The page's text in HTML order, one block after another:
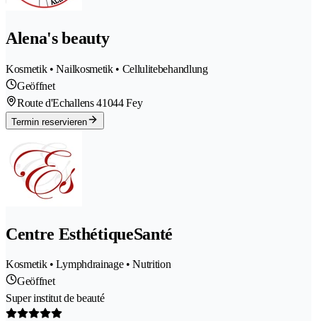
Alena's beauty
Kosmetik • Nailkosmetik • Cellulitebehandlung
Geöffnet
Route d'Echallens 41044 Fey
Termin reservieren
Centre EsthétiqueSanté
Kosmetik • Lymphdrainage • Nutrition
Geöffnet
Super institut de beauté